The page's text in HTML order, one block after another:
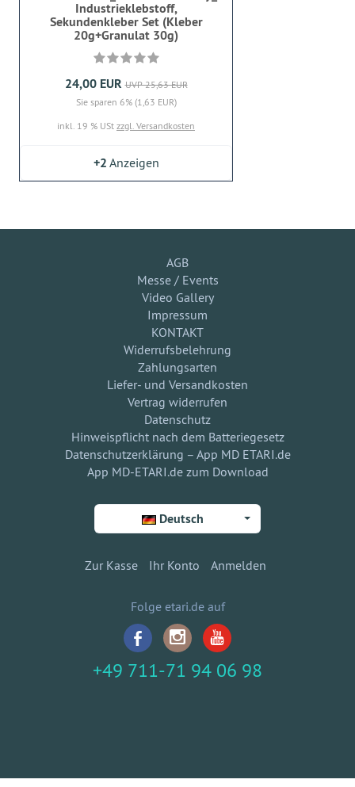
Industrieklebstoff,
Sekundenkleber Set (Kleber
20g+Granulat 30g)
24,00 EUR UVP 25,63 EUR
Sie sparen 6% (1,63 EUR)
inkl. 19 % USt zzgl. Versandkosten
+2 Anzeigen
AGB
Messe / Events
Video Gallery
Impressum
KONTAKT
Widerrufsbelehrung
Zahlungsarten
Liefer- und Versandkosten
Vertrag widerrufen
Datenschutz
Hinweispflicht nach dem Batteriegesetz
Datenschutzerklärung – App MD ETARI.de
App MD-ETARI.de zum Download
Deutsch
Zur Kasse Ihr Konto Anmelden
Folge etari.de auf
+49 711-71 94 06 98